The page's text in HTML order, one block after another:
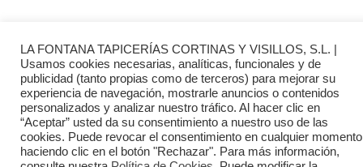
LA FONTANA TAPICERÍAS CORTINAS Y VISILLOS, S.L. |
Usamos cookies necesarias, analíticas, funcionales y de
publicidad (tanto propias como de terceros) para mejorar su
experiencia de navegación, mostrarle anuncios o contenidos
personalizados y analizar nuestro tráfico. Al hacer clic en
“Aceptar” usted da su consentimiento a nuestro uso de las
cookies. Puede revocar el consentimiento en cualquier momento
haciendo clic en el botón "Rechazar". Para más información,